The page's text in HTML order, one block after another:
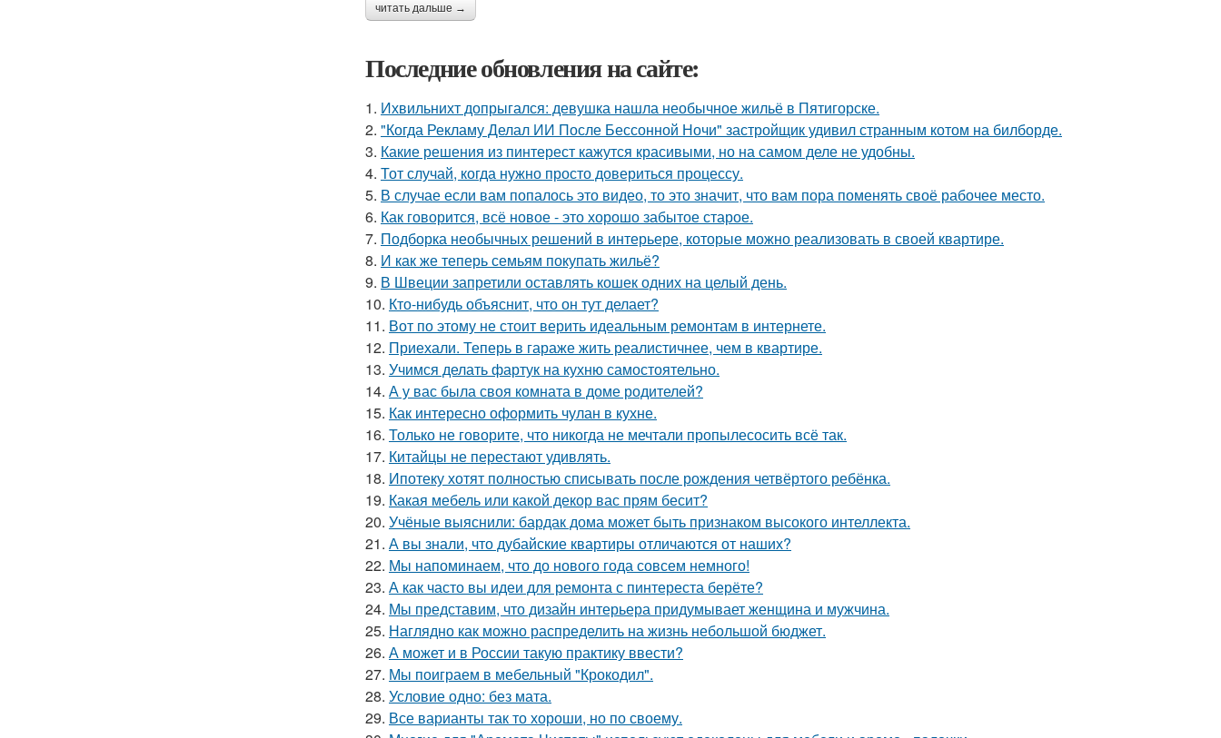
читать дальше →
Последние обновления на сайте:
1. Ихвильнихт допрыгался: девушка нашла необычное жильё в Пятигорске.
2. "Когда Рекламу Делал ИИ После Бессонной Ночи" застройщик удивил странным котом на билборде.
3. Какие решения из пинтерест кажутся красивыми, но на самом деле не удобны.
4. Тот случай, когда нужно просто довериться процессу.
5. В случае если вам попалось это видео, то это значит, что вам пора поменять своё рабочее место.
6. Как говорится, всё новое - это хорошо забытое старое.
7. Подборка необычных решений в интерьере, которые можно реализовать в своей квартире.
8. И как же теперь семьям покупать жильё?
9. В Швеции запретили оставлять кошек одних на целый день.
10. Кто-нибудь объяснит, что он тут делает?
11. Вот по этому не стоит верить идеальным ремонтам в интернете.
12. Приехали. Теперь в гараже жить реалистичнее, чем в квартире.
13. Учимся делать фартук на кухню самостоятельно.
14. А у вас была своя комната в доме родителей?
15. Как интересно оформить чулан в кухне.
16. Только не говорите, что никогда не мечтали пропылесосить всё так.
17. Китайцы не перестают удивлять.
18. Ипотеку хотят полностью списывать после рождения четвёртого ребёнка.
19. Какая мебель или какой декор вас прям бесит?
20. Учёные выяснили: бардак дома может быть признаком высокого интеллекта.
21. А вы знали, что дубайские квартиры отличаются от наших?
22. Мы напоминаем, что до нового года совсем немного!
23. А как часто вы идеи для ремонта с пинтереста берёте?
24. Мы представим, что дизайн интерьера придумывает женщина и мужчина.
25. Наглядно как можно распределить на жизнь небольшой бюджет.
26. А может и в России такую практику ввести?
27. Мы поиграем в мебельный "Крокодил".
28. Условие одно: без мата.
29. Все варианты так то хороши, но по своему.